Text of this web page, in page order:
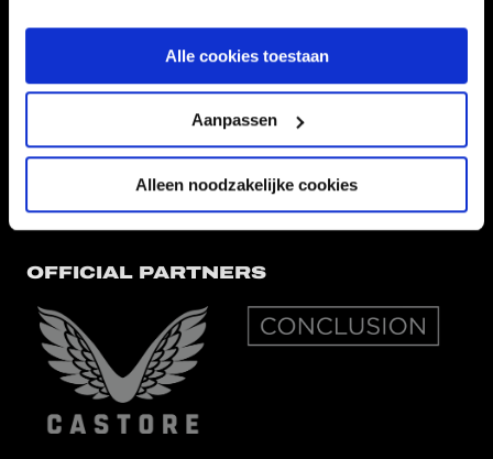
Alle cookies toestaan
Aanpassen
Alleen noodzakelijke cookies
EREDIVISIEPARTNERS
OFFICIAL PARTNERS